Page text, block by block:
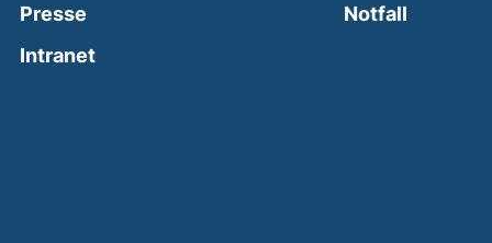
Presse
Intranet(external link, opens in a new window)
Notfall